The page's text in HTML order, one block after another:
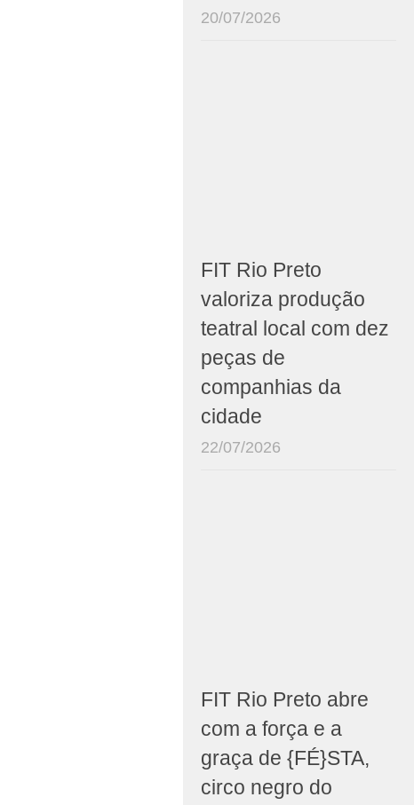
20/07/2026
FIT Rio Preto
valoriza produção
teatral local com dez
peças de
companhias da
cidade
22/07/2026
FIT Rio Preto abre
com a força e a
graça de {FÉ}STA,
circo negro do